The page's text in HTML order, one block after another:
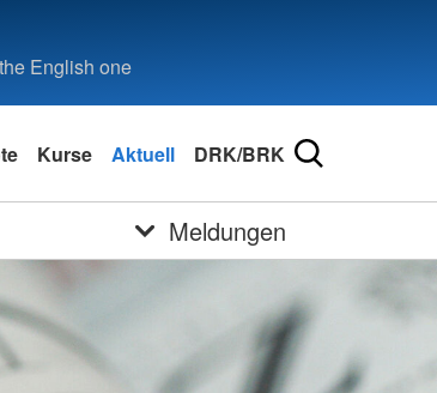
English one
Kurse Aktuell DRK/BRK
Meldungen